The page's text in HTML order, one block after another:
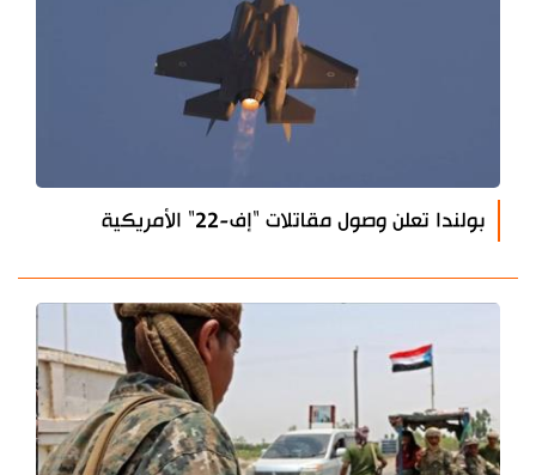
بولندا تعلن وصول مقاتلات "إف-22" الأمريكية